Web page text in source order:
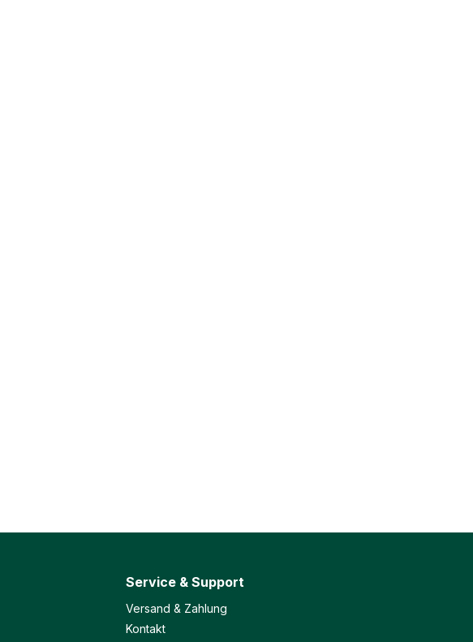
Service & Support
Versand & Zahlung
Kontakt